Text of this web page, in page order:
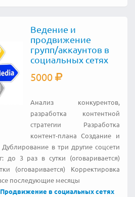
Ведение и
продвижение
групп/аккаунтов в
социальных сетях
5000
Анализ конкурентов,
разработка контентной
стратегии Разработка
контент-плана Создание и
Дублирование в три другие соцсети
до 3 раз в сутки (оговаривается)
(оговаривается) Корректировка
последующие месяцы
Продвижение в социальных сетях